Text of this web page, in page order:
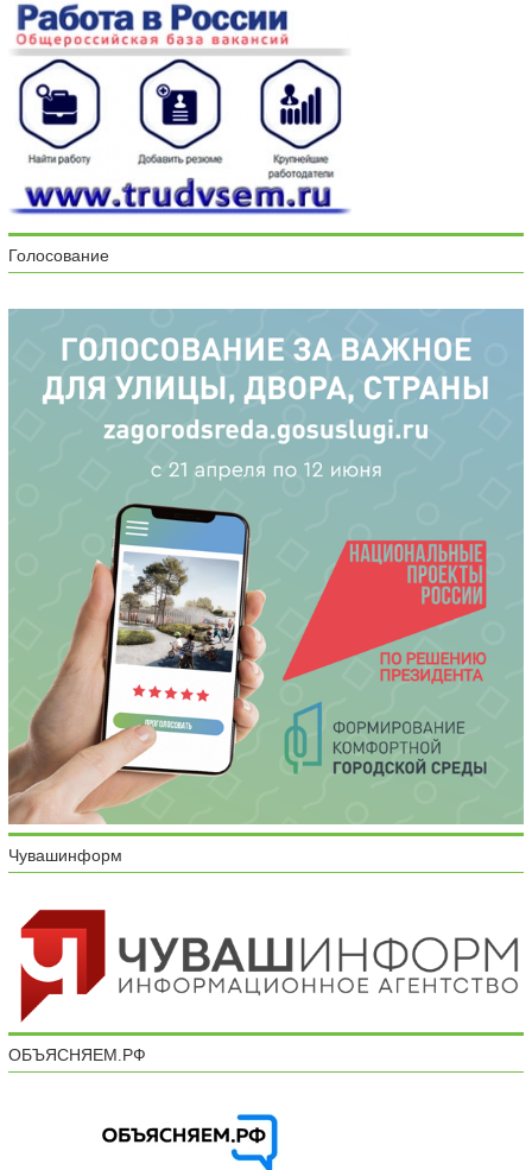
Голосование
Чувашинформ
ОБЪЯСНЯЕМ.РФ